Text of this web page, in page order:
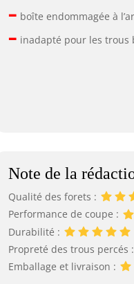
– boîte endommagée à
– inadapté pour les trous
Note de la
Qualité des forets :
Performance de coupe :
Durabilité :
Propreté des trous percés :
Emballage et livraison :